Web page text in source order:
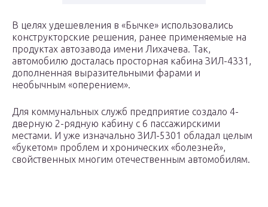
В целях удешевления в «Бычке» использовались
конструкторские решения, ранее применяемые на
продуктах автозавода имени Лихачева. Так,
автомобилю досталась просторная кабина ЗИЛ-4331,
дополненная выразительными фарами и
необычным «оперением».
Для коммунальных служб предприятие создало 4-
дверную 2-рядную кабину с 6 пассажирскими
местами. И уже изначально ЗИЛ-5301 обладал целым
«букетом» проблем и хронических «болезней»,
свойственных многим отечественным автомобилям.